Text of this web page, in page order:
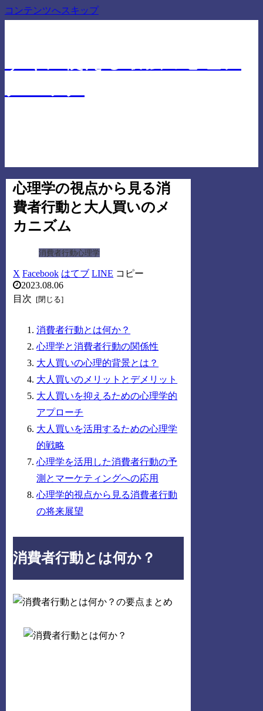
コンテンツへスキップ
心理学の視点から見る消
費者行動と大人買いのメ
カニズム
消費者行動心理学
X Facebook はてブ LINE コピー
2023.08.06
目次
消費者行動とは何か？
心理学と消費者行動の関係性
大人買いの心理的背景とは？
大人買いのメリットとデメリット
大人買いを抑えるための心理学的
アプローチ
大人買いを活用するための心理学
的戦略
心理学を活用した消費者行動の予
測とマーケティングへの応用
心理学的視点から見る消費者行動
の将来展望
消費者行動とは何か？